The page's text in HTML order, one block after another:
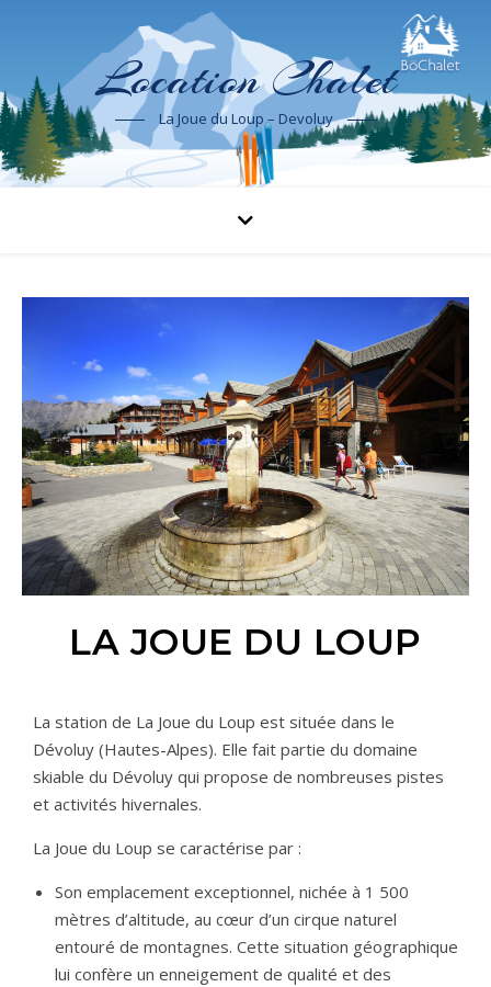
Location Chalet
La Joue du Loup – Devoluy
LA JOUE DU LOUP
La station de La Joue du Loup est située dans le
Dévoluy (Hautes-Alpes). Elle fait partie du domaine
skiable du Dévoluy qui propose de nombreuses pistes
et activités hivernales.
La Joue du Loup se caractérise par :
Son emplacement exceptionnel, nichée à 1 500
mètres d’altitude, au cœur d’un cirque naturel
entouré de montagnes. Cette situation géographique
lui confère un enneigement de qualité et des